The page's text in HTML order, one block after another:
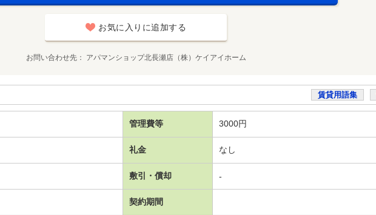
お気に入りに追加する
お問い合わせ先 アパマンショップ北長瀬店（株）ケイアイホーム
賃貸用語集
管理費等 3000円
礼金 なし
敷引・償却 -
契約期間